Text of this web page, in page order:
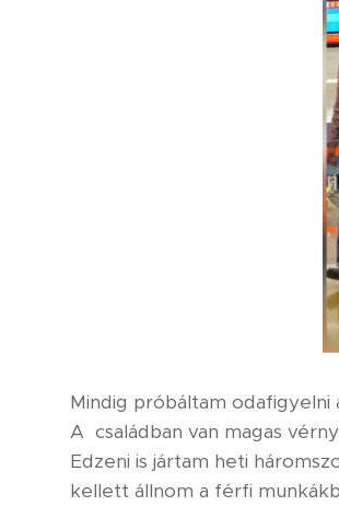
Mindig próbáltam odafigyelni
A családban van magas
Edzeni is jártam heti
kellett állnom a férfi